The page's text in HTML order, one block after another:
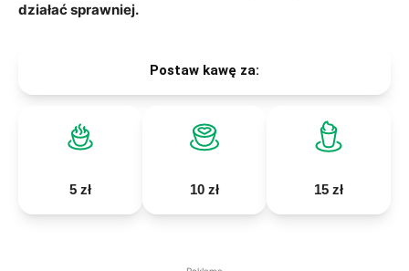
działać sprawniej.
Postaw kawę za:
5 zł 10 zł 15 zł